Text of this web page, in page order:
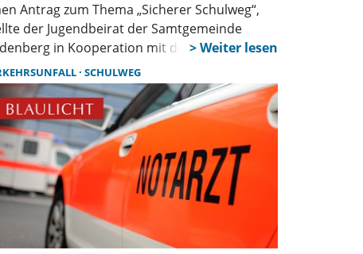
Antrag zum Thema „Sicherer Schulweg“,
der Jugendbeirat der Samtgemeinde
in Kooperation mit dem
der Samtgemeinde Nenndorf,
Verwaltung der Stadt Rodenberg und der
der in der jüngsten Sitzung des
behandelt wurde.
SCHULWEG